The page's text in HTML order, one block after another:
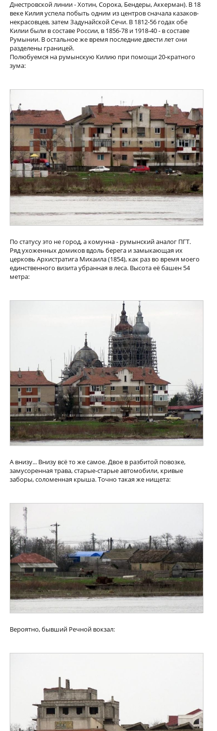
Днестровской линии - Хотин, Сорока, Бендеры, Аккерман). В 18
веке Килия успела побыть одним из центров сначала казаков-
некрасовцев, затем Задунайской Сечи. В 1812-56 годах обе
Килии были в составе России, в 1856-78 и 1918-40 - в составе
Румынии. В остальное же время последние двести лет они
разделены границей.
Полюбуемся на румынскую Килию при помощи 20-кратного
зума:
По статусу это не город, а комунна - румынский аналог ПГТ.
Ряд ухоженных домиков вдоль берега и замыкающая их
церковь Архистратига Михаила (1854), как раз во время моего
единственного визита убранная в леса. Высота её башен 54
метра:
А внизу... Внизу всё то же самое. Двое в разбитой повозке,
замусоренная трава, старые-старые автомобили, кривые
заборы, соломенная крыша. Точно такая же нищета:
Вероятно, бывший Речной вокзал: